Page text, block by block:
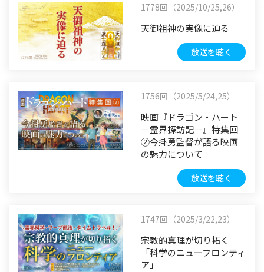
1778回（2025/10/25,26）
天御祖神の実像に迫る
放送を聴く
1756回（2025/5/24,25）
映画『ドラゴン・ハート
－霊界探訪記－』特集回
②今掛勇監督が語る映画
の魅力について
放送を聴く
1747回（2025/3/22,23）
宗教的真理が切り拓く
「科学のニューフロンティ
ア」